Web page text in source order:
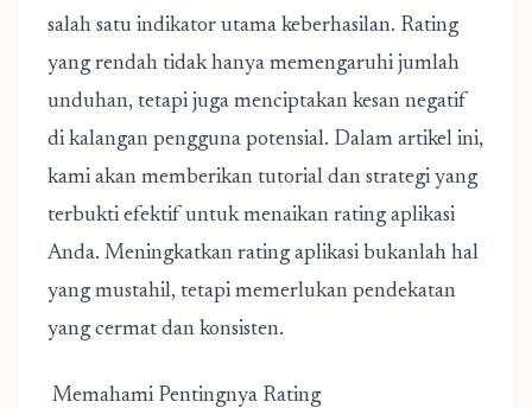
salah satu indikator utama keberhasilan. Rating
yang rendah tidak hanya memengaruhi jumlah
unduhan, tetapi juga menciptakan kesan negatif
di kalangan pengguna potensial. Dalam artikel ini,
kami akan memberikan tutorial dan strategi yang
terbukti efektif untuk menaikan rating aplikasi
Anda. Meningkatkan rating aplikasi bukanlah hal
yang mustahil, tetapi memerlukan pendekatan
yang cermat dan konsisten.
Memahami Pentingnya Rating